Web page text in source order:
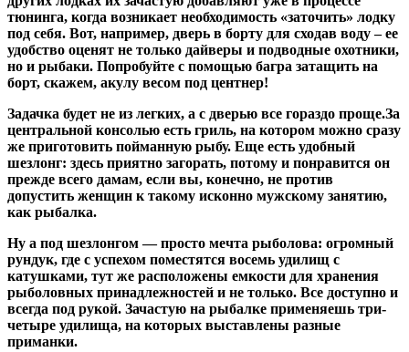
тюнинга, когда возникает необходимость «заточить» лодку
под себя. Вот, например, дверь в борту для сходав воду – ее
удобство оценят не только дайверы и подводные охотники,
но и рыбаки. Попробуйте с помощью багра затащить на
борт, скажем, акулу весом под центнер!
Задачка будет не из легких, а с дверью все гораздо проще.За
центральной консолью есть гриль, на котором можно сразу
же приготовить пойманную рыбу. Еще есть удобный
шезлонг: здесь приятно загорать, потому и понравится он
прежде всего дамам, если вы, конечно, не против
допустить женщин к такому исконно мужскому занятию,
как рыбалка.
Ну а под шезлонгом — просто мечта рыболова: огромный
рундук, где с успехом поместятся восемь удилищ с
катушками, тут же расположены емкости для хранения
рыболовных принадлежностей и не только. Все доступно и
всегда под рукой. Зачастую на рыбалке применяешь три-
четыре удилища, на которых выставлены разные
приманки.